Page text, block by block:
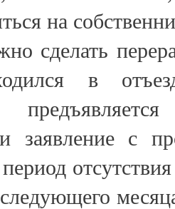
на
сделать
в
заявление с